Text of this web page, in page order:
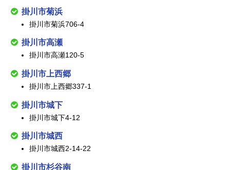
掛川市菊浜
掛川市菊浜706-4
掛川市高瀬
掛川市高瀬120-5
掛川市上西郷
掛川市上西郷337-1
掛川市城下
掛川市城下4-12
掛川市城西
掛川市城西2-14-22
掛川市杉谷南